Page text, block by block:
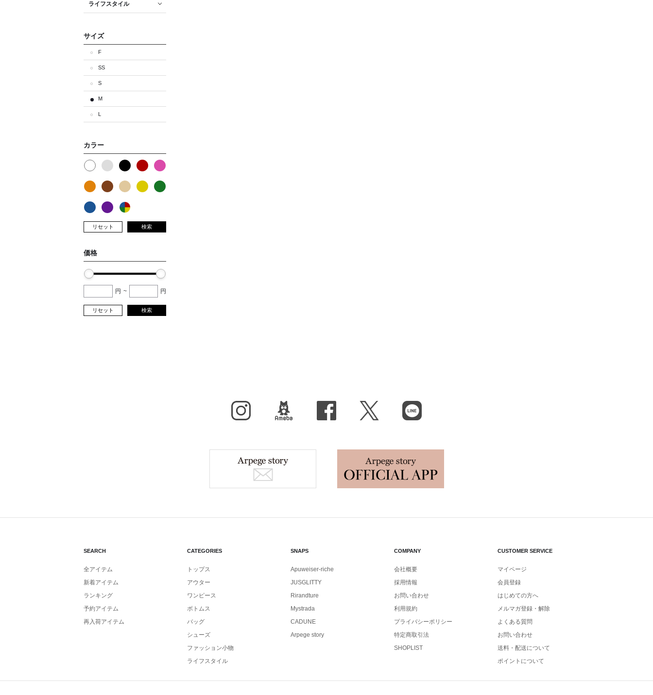
ライフスタイル
サイズ
F
SS
S
M
L
カラー
リセット 検索
価格
円 ~ 円
リセット 検索
X（旧Twitter）
SEARCH
全アイテム
新着アイテム
ランキング
予約アイテム
再入荷アイテム
CATEGORIES
トップス
アウター
ワンピース
ボトムス
バッグ
シューズ
ファッション小物
ライフスタイル
SNAPS
Apuweiser-riche
JUSGLITTY
Rirandture
Mystrada
CADUNE
Arpege story
COMPANY
会社概要
採用情報
お問い合わせ
利用規約
プライバシーポリシー
特定商取引法
SHOPLIST
CUSTOMER SERVICE
マイページ
会員登録
はじめての方へ
メルマガ登録・解除
よくある質問
お問い合わせ
送料・配送について
ポイントについて